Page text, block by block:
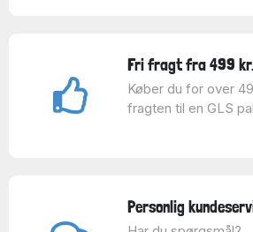
Fri fragt fra 499 kr.
Køber du for over
fragten til en GLS
Personlig